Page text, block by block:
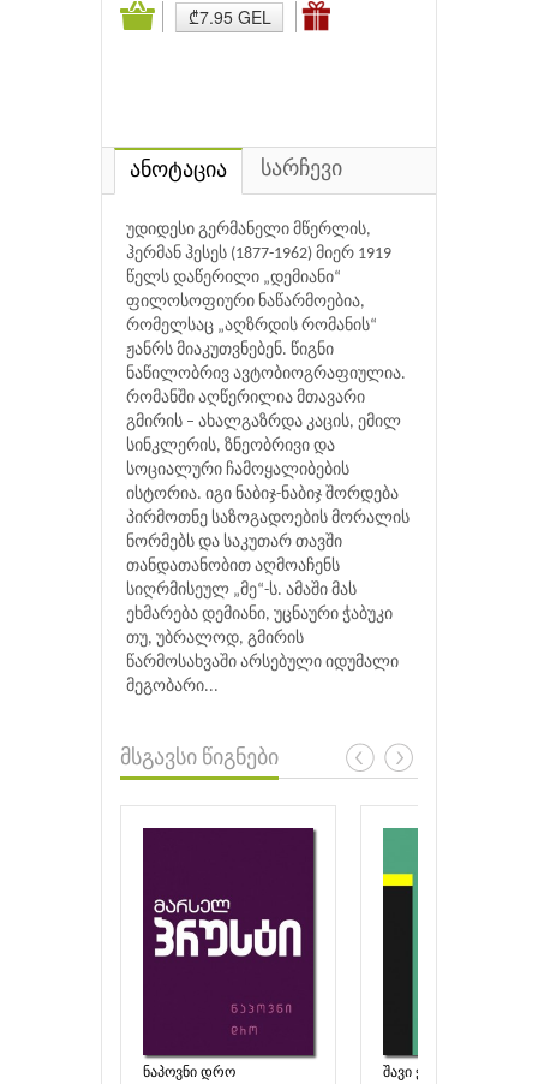
₾7.95 GEL
ანოტაცია სარჩევი
უდიდესი გერმანელი მწერლის,
ჰერმან ჰესეს (1877-1962) მიერ 1919
წელს დაწერილი „დემიანი“
ფილოსოფიური ნაწარმოებია,
რომელსაც „აღზრდის რომანის“
ჟანრს მიაკუთვნებენ. წიგნი
ნაწილობრივ ავტობიოგრაფიულია.
რომანში აღწერილია მთავარი
გმირის – ახალგაზრდა კაცის, ემილ
სინკლერის, ზნეობრივი და
სოციალური ჩამოყალიბების
ისტორია. იგი ნაბიჯ-ნაბიჯ შორდება
პირმოთნე საზოგადოების მორალის
ნორმებს და საკუთარ თავში
თანდათანობით აღმოაჩენს
სიღრმისეულ „მე“-ს. ამაში მას
ეხმარება დემიანი, უცნაური ჭაბუკი
თუ, უბრალოდ, გმირის
წარმოსახვაში არსებული იდუმალი
მეგობარი...
მსგავსი წიგნები
ნაპოვნი დრო შავი ჭირი